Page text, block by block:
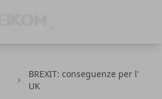
BREXIT: conseguenze per l'
UK